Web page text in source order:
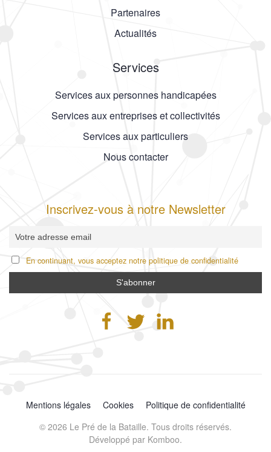
Partenaires
Actualités
Services
Services aux personnes handicapées
Services aux entreprises et collectivités
Services aux particuliers
Nous contacter
Inscrivez-vous à notre Newsletter
En continuant, vous acceptez notre politique de confidentialité
Mentions légales Cookies
Politique de confidentialité
© 2026 Le Pré de la Bataille. Tous droits réservés.
Développé par Komboo.